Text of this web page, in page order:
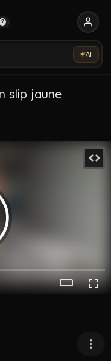
?
AI
slip jaune